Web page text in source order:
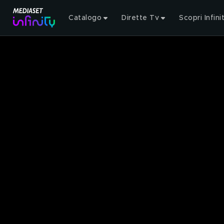
Catalogo Dirette Tv Scopri